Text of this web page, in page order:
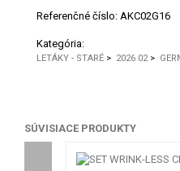
Referenčné číslo: AKC02G16
Kategória:
LETÁKY - STARÉ > 2026 02>
SÚVISIACE PRODUKTY